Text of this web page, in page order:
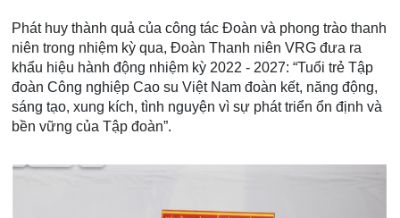
Phát huy thành quả của công tác Đoàn và phong trào thanh
niên trong nhiệm kỳ qua, Đoàn Thanh niên VRG đưa ra
khẩu hiệu hành động nhiệm kỳ 2022 - 2027: “Tuổi trẻ Tập
đoàn Công nghiệp Cao su Việt Nam đoàn kết, năng động,
sáng tạo, xung kích, tình nguyện vì sự phát triển ổn định và
bền vững của Tập đoàn”.